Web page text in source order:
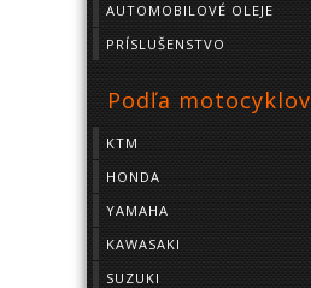
AUTOMOBILOVÉ OLEJE
PRÍSLUŠENSTVO
Podľa motocyklov
KTM
HONDA
YAMAHA
KAWASAKI
SUZUKI